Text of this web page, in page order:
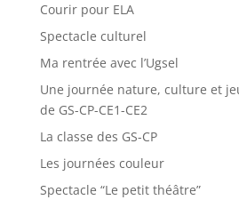
Courir pour ELA
Spectacle culturel
Ma rentrée avec l’Ugsel
Une journée nature, culture et
de GS-CP-CE1-CE2
La classe des GS-CP
Les journées couleur
Spectacle “Le petit théâtre”